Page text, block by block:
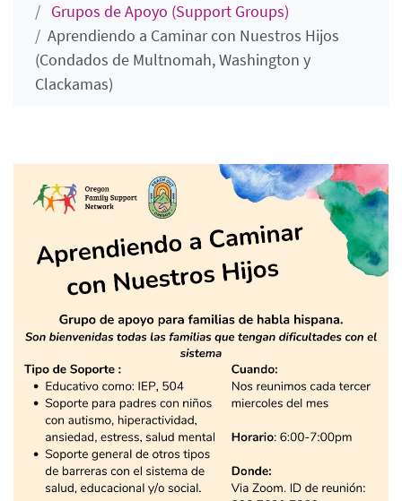
Grupos de Apoyo (Support Groups)
Aprendiendo a Caminar con Nuestros Hijos
(Condados de Multnomah, Washington y
Clackamas)